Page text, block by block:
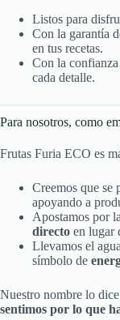
Listos para
Con la garantía
en tus recetas.
Con la
cada detalle.
Para nosotros, como
Frutas Furia ECO es
Creemos que se
apoyando a
Apostamos por la
directo en lugar
Llevamos el
símbolo de
Nuestro nombre lo
sentimos por lo que